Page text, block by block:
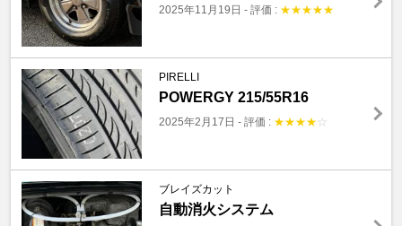
2025年11月19日 - 評価 : ★★★★★
PIRELLI
POWERGY 215/55R16
2025年2月17日 - 評価 : ★★★★ ☆
ブレイズカット
自動消火システム